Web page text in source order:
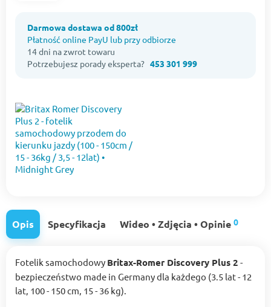
Darmowa dostawa od 800zł
Płatność online PayU lub przy odbiorze
14 dni na zwrot towaru
Potrzebujesz porady eksperta? 453 301 999
Opis Specyfikacja Wideo • Zdjęcia • Opinie 0
Fotelik samochodowy Britax-Romer Discovery Plus 2 -
bezpieczeństwo made in Germany dla każdego (3.5 lat - 12
lat, 100 - 150 cm, 15 - 36 kg).